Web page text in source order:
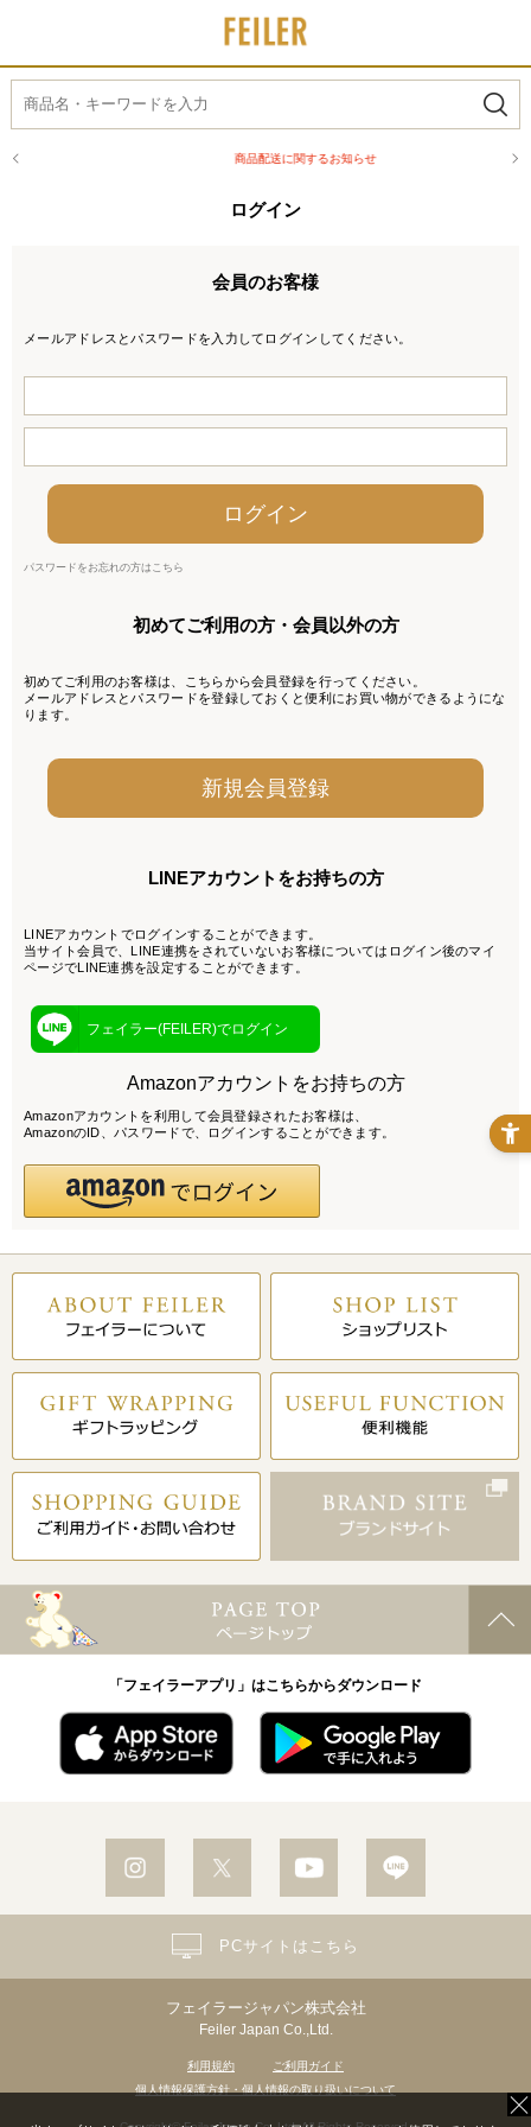
商品配送に関するお知らせ
ログイン
会員のお客様
メールアドレスとパスワードを入力してログインしてください。
パスワードをお忘れの方はこちら
初めてご利用の方・会員以外の方
初めてご利用のお客様は、こちらから会員登録を行ってください。
メールアドレスとパスワードを登録しておくと便利にお買い物ができるようにな
ります。
LINEアカウントをお持ちの方
LINEアカウントでログインすることができます。
当サイト会員で、LINE連携をされていないお客様についてはログイン後のマイ
ページでLINE連携を設定することができます。
フェイラー(FEILER)でログイン
Amazonアカウントをお持ちの方
Amazonアカウントを利用して会員登録されたお客様は、
AmazonのID、パスワードで、ログインすることができます。
「フェイラーアプリ」はこちらからダウンロード
フェイラージャパン株式会社
Feiler Japan Co.,Ltd.
利用規約
ご利用ガイド
個人情報保護方針・個人情報の取り扱いについて
PCサイトはこちら